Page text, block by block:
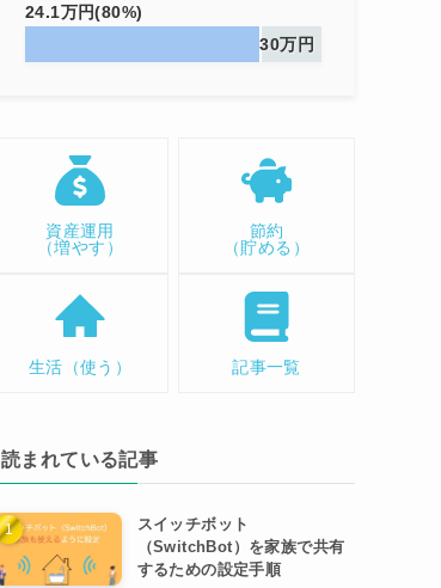
24.1万円(80%)
30万円
資産運用
（増やす）
節約
（貯める）
生活（使う） 記事一覧
読まれている記事
スイッチボット
（SwitchBot）を家族で共有
するための設定手順